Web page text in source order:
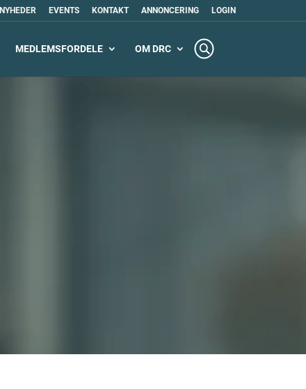
NYHEDER EVENTS KONTAKT ANNONCERING LOGIN
MEDLEMSFORDELE OM DRC